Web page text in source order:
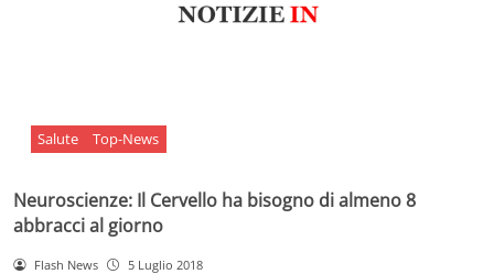
Salute Top-News
Neuroscienze: Il Cervello ha bisogno di almeno 8
abbracci al giorno
Flash News 5 Luglio 2018